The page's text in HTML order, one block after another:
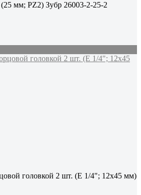
мм; PZ2) Зубр 26003-2-25-2
головкой 2 шт. (E 1/4"; 12х45 мм)